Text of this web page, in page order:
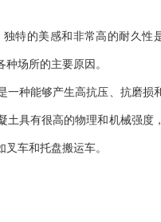
特的美感和非常高的耐久性
场所的主要原因。
一种能够产生高抗压、抗磨损
土具有很高的物理和机械强度
车和托盘搬运车。